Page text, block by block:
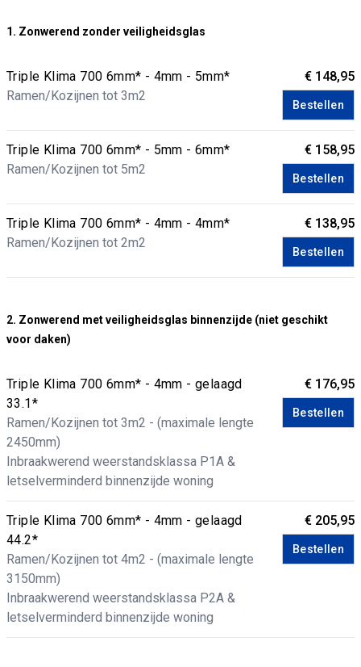
1. Zonwerend zonder veiligheidsglas
Triple Klima 700 6mm* - 4mm - 5mm*
Ramen/Kozijnen tot 3m2
€ 148,95
Bestellen
Triple Klima 700 6mm* - 5mm - 6mm*
Ramen/Kozijnen tot 5m2
€ 158,95
Bestellen
Triple Klima 700 6mm* - 4mm - 4mm*
Ramen/Kozijnen tot 2m2
€ 138,95
Bestellen
2. Zonwerend met veiligheidsglas binnenzijde (niet geschikt
voor daken)
Triple Klima 700 6mm* - 4mm - gelaagd
33.1*
Ramen/Kozijnen tot 3m2 - (maximale lengte
2450mm)
Inbraakwerend weerstandsklassa P1A &
letselverminderd binnenzijde woning
€ 176,95
Bestellen
Triple Klima 700 6mm* - 4mm - gelaagd
44.2*
Ramen/Kozijnen tot 4m2 - (maximale lengte
3150mm)
Inbraakwerend weerstandsklassa P2A &
letselverminderd binnenzijde woning
€ 205,95
Bestellen